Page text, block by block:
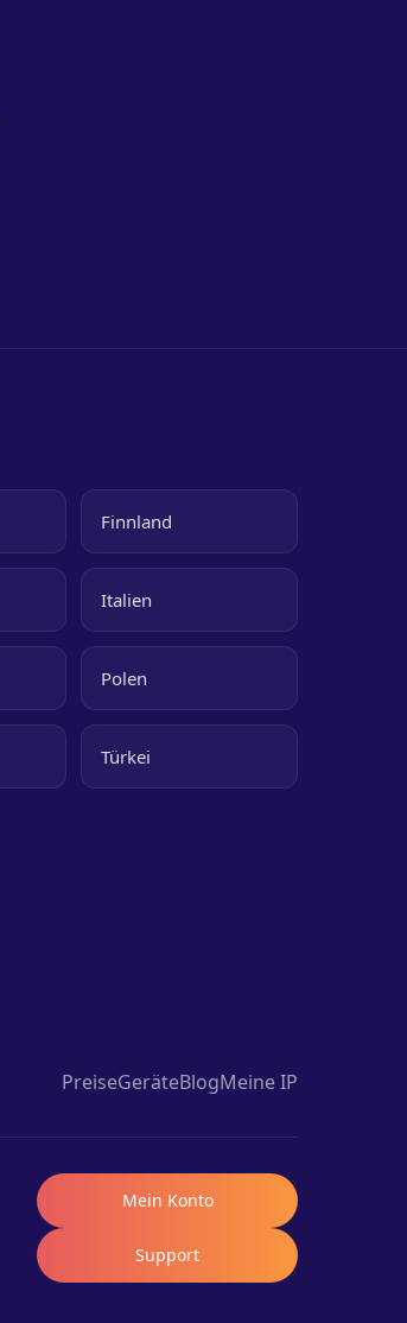
Finnland
Italien
Polen
Türkei
PreiseGeräteBlogMeine IP
Mein Konto
Support